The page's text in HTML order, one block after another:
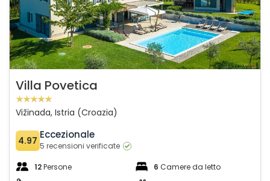
Villa Povetica
Vižinada, Istria (Croazia)
4.97 Eccezionale
5 recensioni verificate
12Persone 6 Camere da letto